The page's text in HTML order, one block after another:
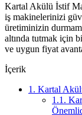
Kartal Akülü İstif
iş makinelerinizi
üretiminizin
altında tutmak için
ve uygun fiyat
İçerik
1. Kartal
1.1.